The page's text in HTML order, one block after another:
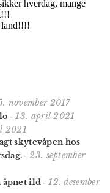
november 2017
- 13. april 2021
2021
skytevåpen hos
- 23. september
åpnet ild - 12. desember